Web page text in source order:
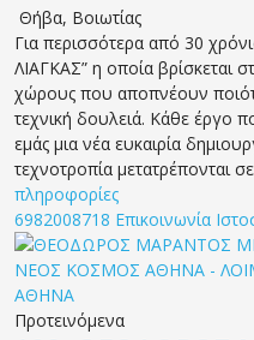
Θήβα, Βοιωτίας
Για περισσότερα από 30
ΛΙΑΓΚΑΣ” η οποία βρίσκεται
χώρους που αποπνέουν
τεχνική δουλειά. Κάθε έργο
εμάς μια νέα ευκαιρία
τεχνοτροπία μετατρέπονται
πληροφορίες
6982008718 Επικοινωνία
Προτεινόμενα